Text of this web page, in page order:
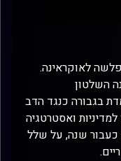
לאוקראינה.
השלטון
בגבורה כנגד הדב
ואסטרטגיה
כעבור שנה, על שלל